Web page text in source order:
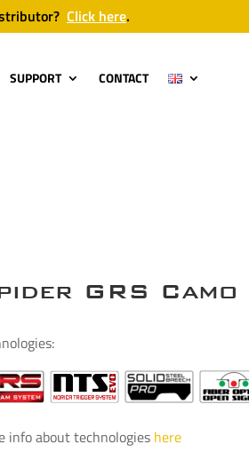
Click here.
SUPPORT CONTACT
GRS Camo
info about technologies here